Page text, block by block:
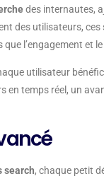
des internautes,
des utilisateurs, ces
l’engagement et
utilisateur
en temps réel, un
search, chaque petit